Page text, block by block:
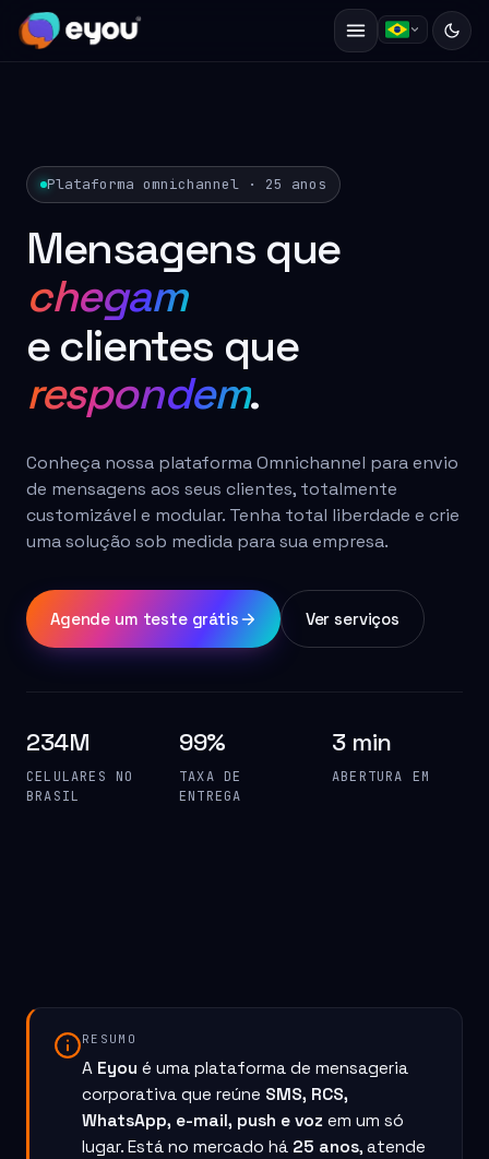
Plataforma omnichannel · 25 anos
Mensagens que
chegam
e clientes que
respondem.
Conheça nossa plataforma Omnichannel para envio
de mensagens aos seus clientes, totalmente
customizável e modular. Tenha total liberdade e crie
uma solução sob medida para sua empresa.
Agende um teste grátis Ver serviços
234M
CELULARES NO
BRASIL
99%
TAXA DE
ENTREGA
3 min
ABERTURA EM
RESUMO
A Eyou é uma plataforma de mensageria
corporativa que reúne SMS, RCS,
WhatsApp, e-mail, push e voz em um só
lugar. Está no mercado há 25 anos, atende